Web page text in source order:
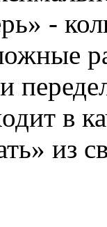
-
в
из